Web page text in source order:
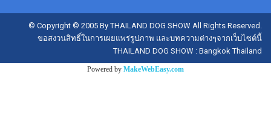
© Copyright © 2005 By THAILAND DOG SHOW All Rights Reserved.
ขอสงวนสิทธิ์ในการเผยแพร่รูปภาพ และบทความต่างๆจากเว็บไซต์นี้
THAILAND DOG SHOW : Bangkok Thailand
Powered by MakeWebEasy.com